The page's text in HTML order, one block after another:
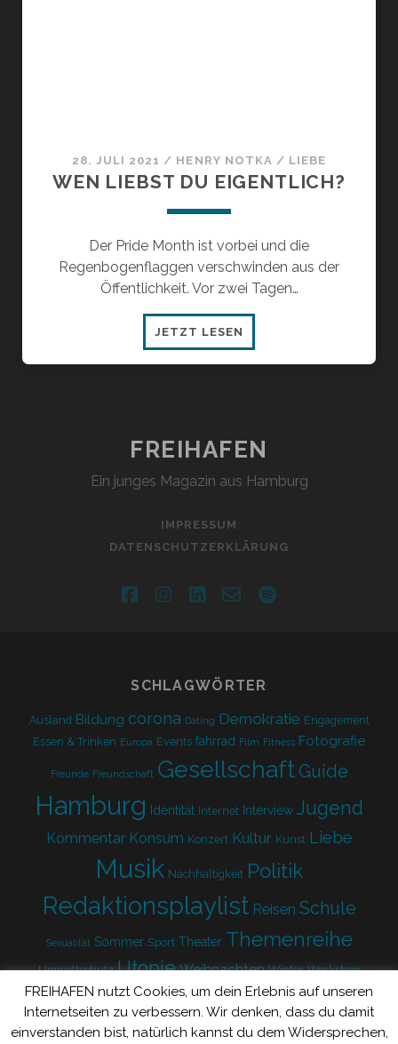
28. JULI 2021 / HENRY NOTKA / LIEBE
WEN LIEBST DU EIGENTLICH?
Der Pride Month ist vorbei und die
Regenbogenflaggen verschwinden aus der
Öffentlichkeit. Vor zwei Tagen…
JETZT LESEN
LIEBST
FREIHAFEN
Ein junges Magazin aus Hamburg
IMPRESSUM
DATENSCHUTZERKLÄRUNG
facebookinstagram
linkedin
email-spotify
SCHLAGWÖRTER
Ausland Bildung corona Dating Demokratie Engagement
Essen & Trinken Europa Events fahrrad Film Fitness Fotografie
Freunde Freundschaft GesellschaftGuide
Hamburg Identität Internet Interview Jugend
Kommentar Konsum Konzert Kultur Kunst Liebe
Musik Nachhaltigkeit Politik
Redaktionsplaylist Reisen Schule
Sexualität Sommer Sport Theater Themenreihe
Umweltschutz Utopie Weihnachten Winter Workshop
Zukunft
FREIHAFEN nutzt Cookies, um dein Erlebnis auf unseren
Internetseiten zu verbessern. Wir denken, dass du damit
einverstanden bist, natürlich kannst du dem Widersprechen,